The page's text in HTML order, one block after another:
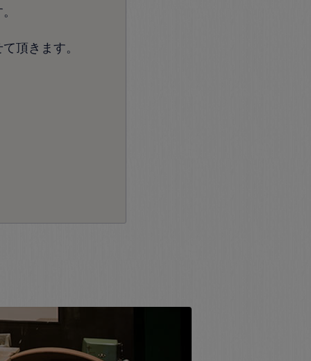
頂きます。